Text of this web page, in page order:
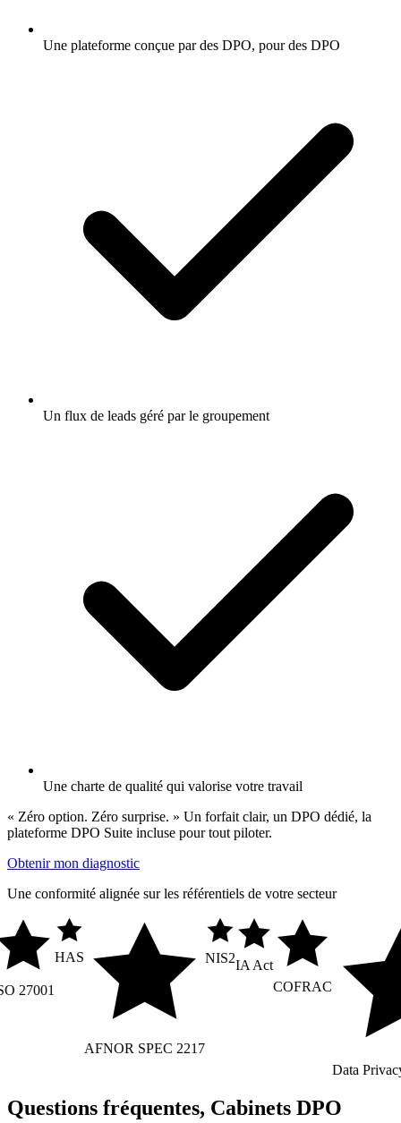
Une plateforme conçue par des DPO, pour des DPO
Un flux de leads géré par le groupement
Une charte de qualité qui valorise votre travail
« Zéro option. Zéro surprise. » Un forfait clair, un DPO dédié, la
plateforme DPO Suite incluse pour tout piloter.
Obtenir mon diagnostic
Une conformité alignée sur les référentiels de votre secteur
HAS
AFNOR SPEC 2217
NIS2IA Act
COFRAC
Data Privacy
Questions fréquentes, Cabinets DPO